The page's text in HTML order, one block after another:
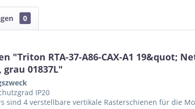
0
"Triton RTA-37-A86-CAX-A1 19&quot;
01837L"
IP20
sind 4 verstellbare vertikale Rasterschienen für die